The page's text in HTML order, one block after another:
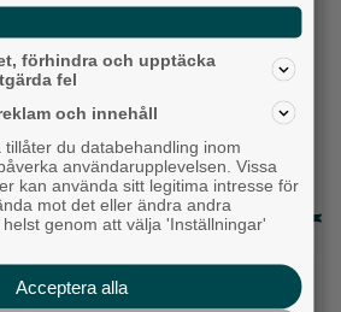
tre denna veckan
tunnel är på plats under
förhindra och upptäcka
fel
och innehåll
du databehandling inom
användarupplevelsen. Vissa
kan använda sitt legitima intresse för
mot det eller ändra andra
genom att välja 'Inställningar'
Acceptera alla